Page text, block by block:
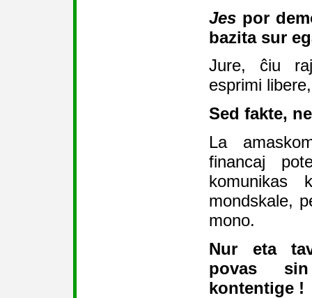
Jes por
bazita sur
Jure, ĉiu
esprimi
Sed fakte,
La
financaj
komunikas
mondskale,
mono.
Nur eta
povas
kontentige !